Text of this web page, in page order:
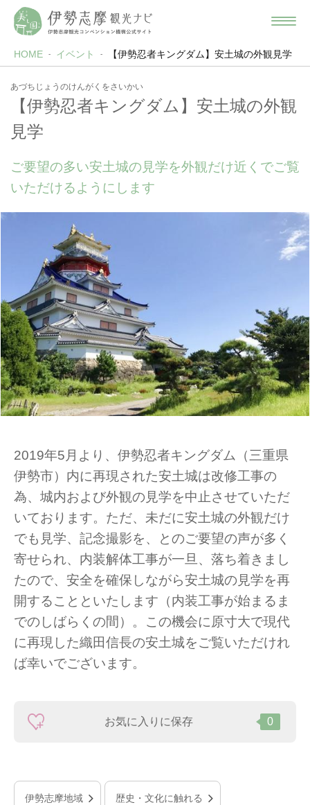
HOME イベント 【伊勢忍者キングダム】安土城の外観見学
あづちじょうのけんがくをさいかい
【伊勢忍者キングダム】安土城の外観
見学
ご要望の多い安土城の見学を外観だけ近くでご覧
いただけるようにします
2019年5月より、伊勢忍者キングダム（三重県
伊勢市）内に再現された安土城は改修工事の
為、城内および外観の見学を中止させていただ
いております。ただ、未だに安土城の外観だけ
でも見学、記念撮影を、とのご要望の声が多く
寄せられ、内装解体工事が一旦、落ち着きまし
たので、安全を確保しながら安土城の見学を再
開することといたします（内装工事が始まるま
でのしばらくの間）。この機会に原寸大で現代
に再現した織田信長の安土城をご覧いただけれ
ば幸いでございます。
お気に入りに保存 0
伊勢志摩地域 歴史・文化に触れる